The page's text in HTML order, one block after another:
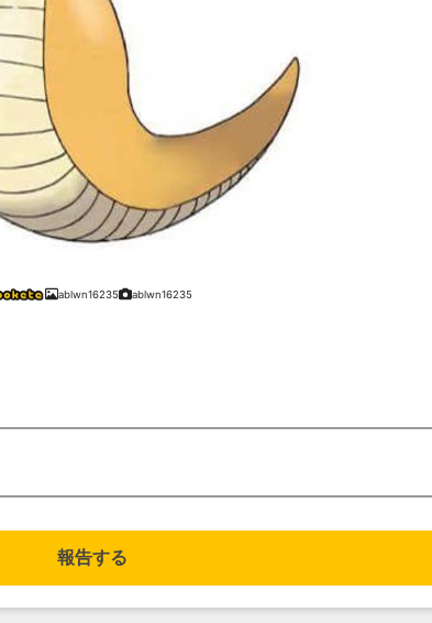
ablwn16235 ablwn16235
報告する